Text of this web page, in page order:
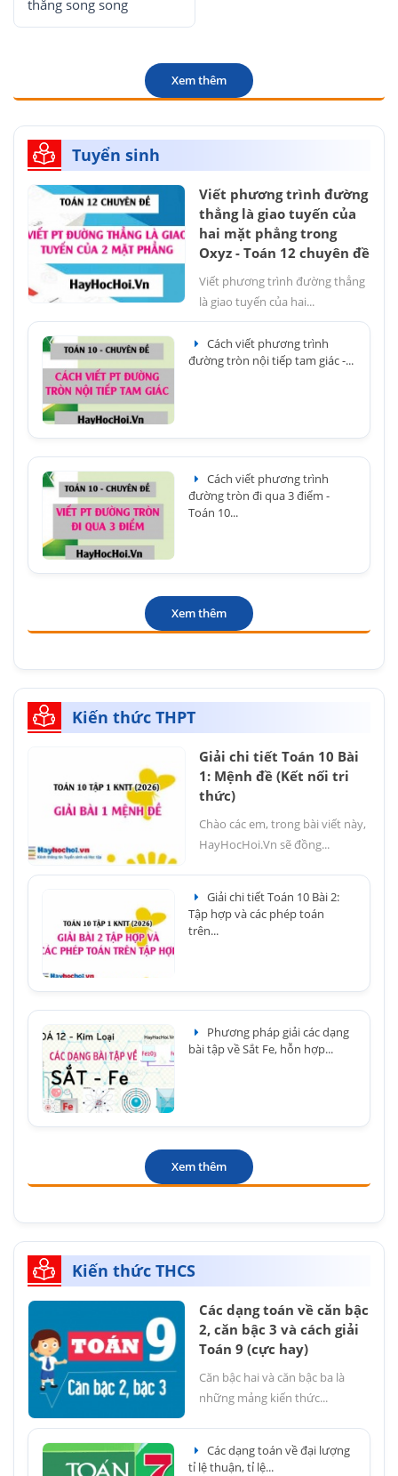
thẳng song song
Xem thêm
Tuyển sinh
Viết phương trình đường
thẳng là giao tuyến của
hai mặt phẳng trong
Oxyz - Toán 12 chuyên đề
Viết phương trình đường thẳng
là giao tuyến của hai...
Cách viết phương trình
đường tròn nội tiếp tam giác -...
Cách viết phương trình
đường tròn đi qua 3 điểm -
Toán 10...
Xem thêm
Kiến thức THPT
Giải chi tiết Toán 10 Bài
1: Mệnh đề (Kết nối tri
thức)
Chào các em, trong bài viết này,
HayHocHoi.Vn sẽ đồng...
Giải chi tiết Toán 10 Bài 2:
Tập hợp và các phép toán
trên...
Phương pháp giải các dạng
bài tập về Sắt Fe, hỗn hợp...
Xem thêm
Kiến thức THCS
Các dạng toán về căn bậc
2, căn bậc 3 và cách giải
Toán 9 (cực hay)
Căn bậc hai và căn bậc ba là
những mảng kiến thức...
Các dạng toán về đại lượng
tỉ lệ thuận, tỉ lệ...